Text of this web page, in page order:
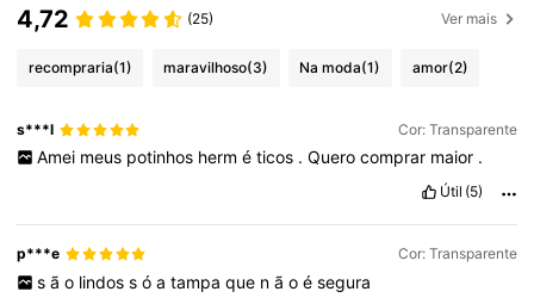
4,72 (25) Ver mais
recompraria(1) maravilhoso(3) Na moda(1) amor(2)
s***l Cor: Transparente
Amei meus potinhos herm é ticos . Quero comprar maior .
Útil (5)
p***e Cor: Transparente
s ã o lindos s ó a tampa que n ã o é segura